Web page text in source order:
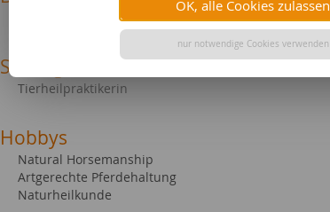
OK, alle Cookies zulassen
nur notwendige Cookies verwenden
Fremdsprachenkorrespondentin
Sonstige Qualifikationen
Tierheilpraktikerin
Hobbys
Natural Horsemanship
Artgerechte Pferdehaltung
Naturheilkunde